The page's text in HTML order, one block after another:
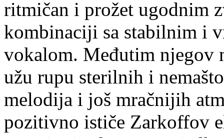
ritmičan i prožet ugodnim
kombinaciji sa stabilnim i
vokalom. Međutim njegov
užu rupu sterilnih i
melodija i još mračnijih
pozitivno ističe Zarkoffov